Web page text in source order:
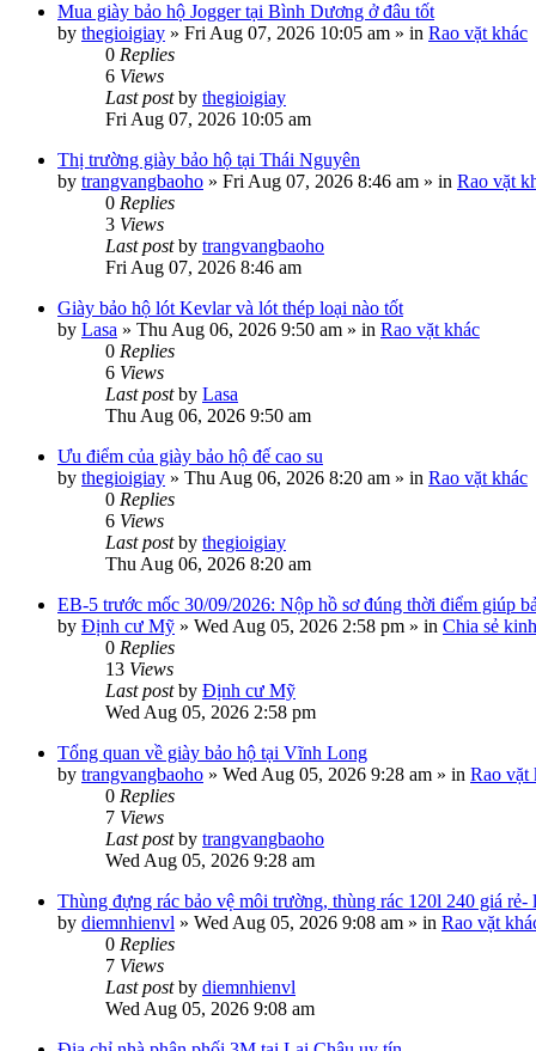
Mua giày bảo hộ Jogger tại Bình Dương ở đâu tốt
by thegioigiay » Fri Aug 07, 2026 10:05 am » in Rao vặt khác
0 Replies
6 Views
Last postby thegioigiay
Fri Aug 07, 2026 10:05 am
Thị trường giày bảo hộ tại Thái Nguyên
by trangvangbaoho » Fri Aug 07, 2026 8:46 am » in Rao vặt
0 Replies
3 Views
Last postby trangvangbaoho
Fri Aug 07, 2026 8:46 am
Giày bảo hộ lót Kevlar và lót thép loại nào tốt
by Lasa » Thu Aug 06, 2026 9:50 am » in Rao vặt khác
0 Replies
6 Views
Last postby Lasa
Thu Aug 06, 2026 9:50 am
Ưu điểm của giày bảo hộ đế cao su
by thegioigiay » Thu Aug 06, 2026 8:20 am » in Rao vặt khác
0 Replies
6 Views
Last postby thegioigiay
Thu Aug 06, 2026 8:20 am
EB-5 trước mốc 30/09/2026: Nộp hồ sơ đúng thời điểm giúp
by Định cư Mỹ » Wed Aug 05, 2026 2:58 pm » in Chia sẻ
0 Replies
13 Views
Last postby Định cư Mỹ
Wed Aug 05, 2026 2:58 pm
Tổng quan về giày bảo hộ tại Vĩnh Long
by trangvangbaoho » Wed Aug 05, 2026 9:28 am » in Rao vặt
0 Replies
7 Views
Last postby trangvangbaoho
Wed Aug 05, 2026 9:28 am
Thùng đựng rác bảo vệ môi trường, thùng rác 120l 240 giá rẻ-
by diemnhienvl » Wed Aug 05, 2026 9:08 am » in Rao vặt
0 Replies
7 Views
Last postby diemnhienvl
Wed Aug 05, 2026 9:08 am